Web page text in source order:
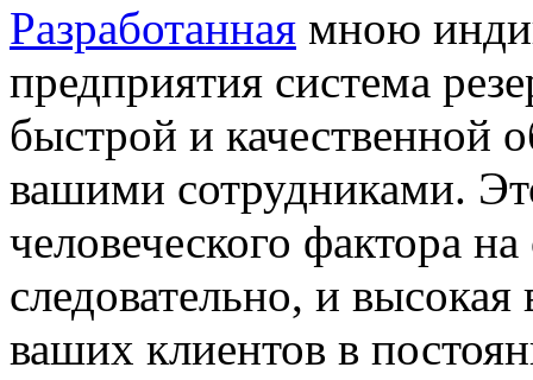
Разработанная мною
предприятия система
быстрой и качественной
вашими сотрудниками.
человеческого фактора
следовательно, и
ваших клиентов в